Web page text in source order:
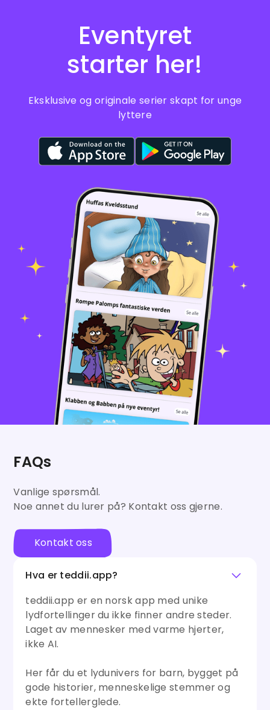
Eventyret
starter her!
Eksklusive og originale serier skapt for unge
lyttere
FAQs
Vanlige spørsmål.
Noe annet du lurer på? Kontakt oss gjerne.
Kontakt oss
Hva er teddii.app?
teddii.app er en norsk app med unike
lydfortellinger du ikke finner andre steder.
Laget av mennesker med varme hjerter,
ikke AI.
Her får du et lydunivers for barn, bygget på
gode historier, menneskelige stemmer og
ekte fortellerglede.